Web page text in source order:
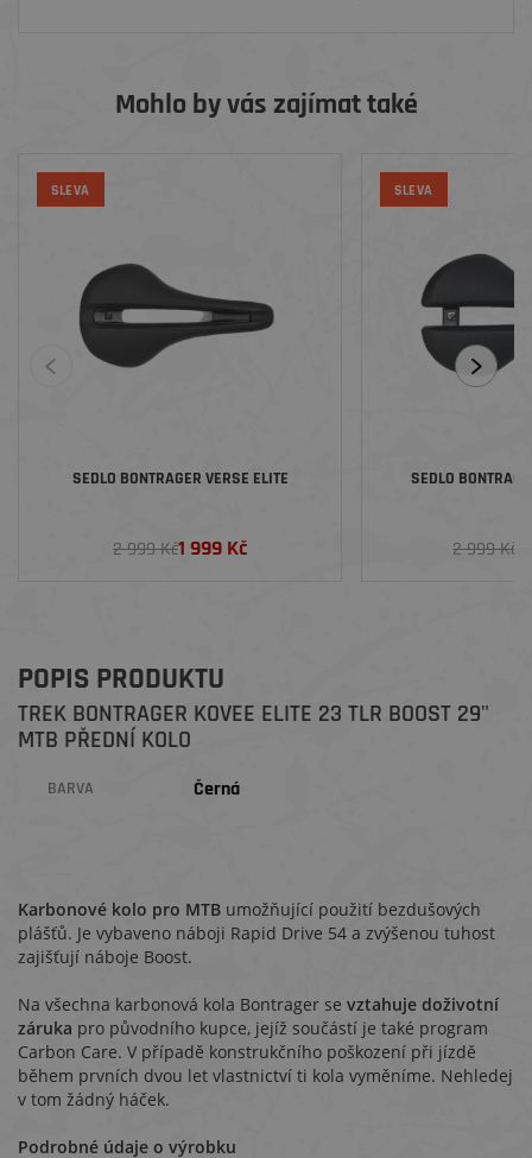
Mohlo by vás zajímat také
SLEVA
SEDLO BONTRAGER VERSE ELITE
2 999 Kč1 999 Kč
SLEVA
SEDLO
2 999 Kč
POPIS PRODUKTU
TREK BONTRAGER KOVEE ELITE 23 TLR BOOST 29"
MTB PŘEDNÍ KOLO
BARVA Černá
Karbonové kolo pro MTB umožňující použití bezdušových
plášťů. Je vybaveno náboji Rapid Drive 54 a zvýšenou tuhost
zajišťují náboje Boost.
Na všechna karbonová kola Bontrager se vztahuje doživotní
záruka pro původního kupce, jejíž součástí je také program
Carbon Care. V případě konstrukčního poškození při jízdě
během prvních dvou let vlastnictví ti kola vyměníme. Nehledej
v tom žádný háček.
Podrobné údaje o výrobku